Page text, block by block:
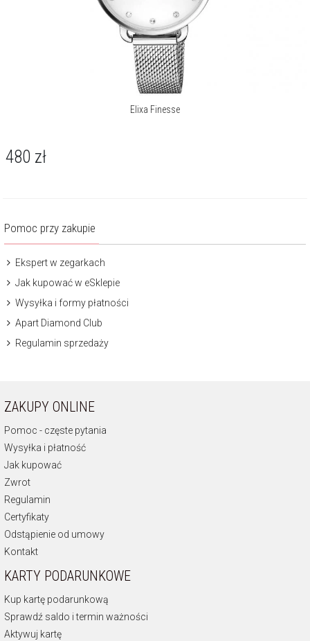
Elixa Finesse
480 zł
Pomoc przy zakupie
Ekspert w zegarkach
Jak kupować w eSklepie
Wysyłka i formy płatności
Apart Diamond Club
Regulamin sprzedaży
ZAKUPY ONLINE
Pomoc - częste pytania
Wysyłka i płatność
Jak kupować
Zwrot
Regulamin
Certyfikaty
Odstąpienie od umowy
Kontakt
KARTY PODARUNKOWE
Kup kartę podarunkową
Sprawdź saldo i termin ważności
Aktywuj kartę